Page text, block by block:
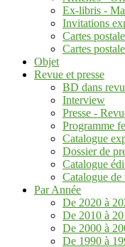
Ex-libris -
Invitations
Cartes
Cartes
Objet
Revue et presse
BD dans
Interview
Presse -
Programme
Catalogue
Dossier de
Catalogue
Catalogue de
Par Année
De 2020 à
De 2010 à
De 2000 à
De 1990 à